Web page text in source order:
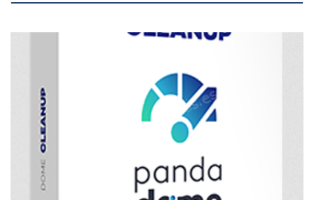
No cabe duda que Ccleaner es la aplicación más
conocida por los usuarios de Windows para limpiar y
optimizar el PC. Pero no nos quedamos solamente en
esta aplicación, existen otras que nos permiten mejorar
el rendimiento del PC, así realizar un mantenimiento
para evitar que el sistema se vuelva […]